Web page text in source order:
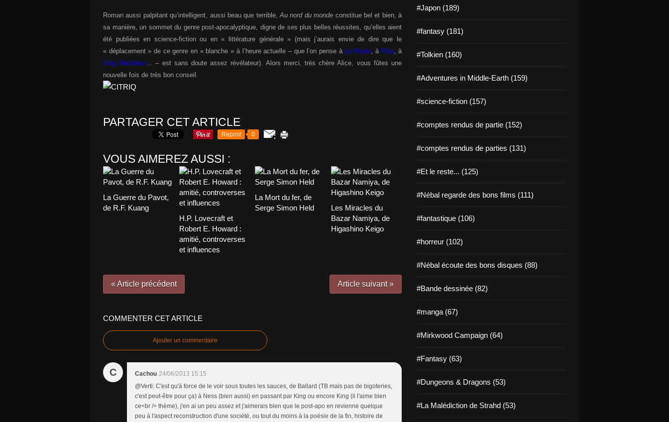
Roman aussi palpitant qu’intelligent, aussi beau que terrible,Au nord du monde constitue bel et bien, à
sa manière, un sommet du genre post-apocalyptique, digne de ses plus belles réussites, qu’elles aient
été publiées en science-fiction ou en « littérature générale » (mais j’aurais envie de dire que le
« déplacement » de ce genre en « blanche » à l’heure actuelle – que l’on pense àLa Route, àPlop, à
Enig Marcheur… – est sans doute assez révélateur). Alors merci, très chère Alice, vous fûtes une
nouvelle fois de très bon conseil.
PARTAGER CET ARTICLE
Repost 0
VOUS AIMEREZ AUSSI :
La Guerre du Pavot,
de R.F. Kuang
H.P. Lovecraft et
Robert E. Howard :
amitié, controverses
et influences
La Mort du fer, de
Serge Simon Held
Les Miracles du
Bazar Namiya, de
Higashino Keigo
« Article précédent Article suivant »
COMMENTER CET ARTICLE
Ajouter un commentaire
C Cachou 24/06/2013 15:15
@Verti: C'est qu'à force de le voir sous toutes les sauces, de Ballard (TB mais pas de bigoteries,
c'est peut-être pour ça) à Ness (bien aussi) en passant par King ou encore King (il l'aime bien
ce<br /> thème), j'en ai un peu assez et j'aimerais bien que le post-apo en revienne quelque
peu à l'aspect reconstruction d'une société, ou tout du moins à la poésie de la fin, histoire de
#Japon (189)
#fantasy (181)
#Tolkien (160)
#Adventures in Middle-Earth (159)
#science-fiction (157)
#comptes rendus de partie (152)
#comptes rendus de parties (131)
#Et le reste... (125)
#Nébal regarde des bons films (111)
#fantastique (106)
#horreur (102)
#Nébal écoute des bons disques (88)
#Bande dessinée (82)
#manga (67)
#Mirkwood Campaign (64)
#Fantasy (63)
#Dungeons & Dragons (53)
#La Malédiction de Strahd (53)